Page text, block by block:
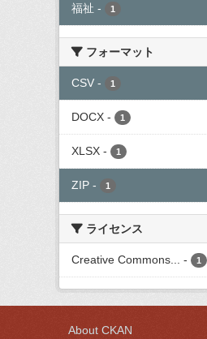
福祉 - 1
フォーマット
CSV - 1
DOCX - 1
XLSX - 1
ZIP - 1
ライセンス
Creative Commons... - 1
About CKAN